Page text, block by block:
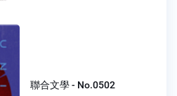
聯合文學 - No.0502